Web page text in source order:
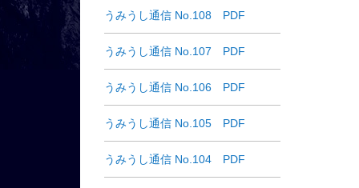
うみうし通信 No.108 PDF
うみうし通信 No.107 PDF
うみうし通信 No.106 PDF
うみうし通信 No.105 PDF
うみうし通信 No.104 PDF